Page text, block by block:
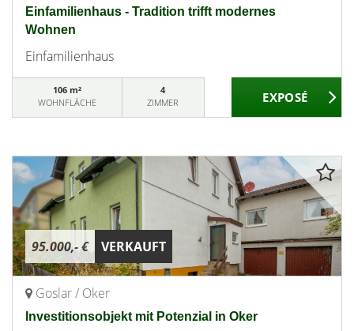
Einfamilienhaus - Tradition trifft modernes
Wohnen
Einfamilienhaus
106 m²
WOHNFLÄCHE
4
ZIMMER
95.000,- € VERKAUFT
Goslar / Oker
Investitionsobjekt mit Potenzial in Oker